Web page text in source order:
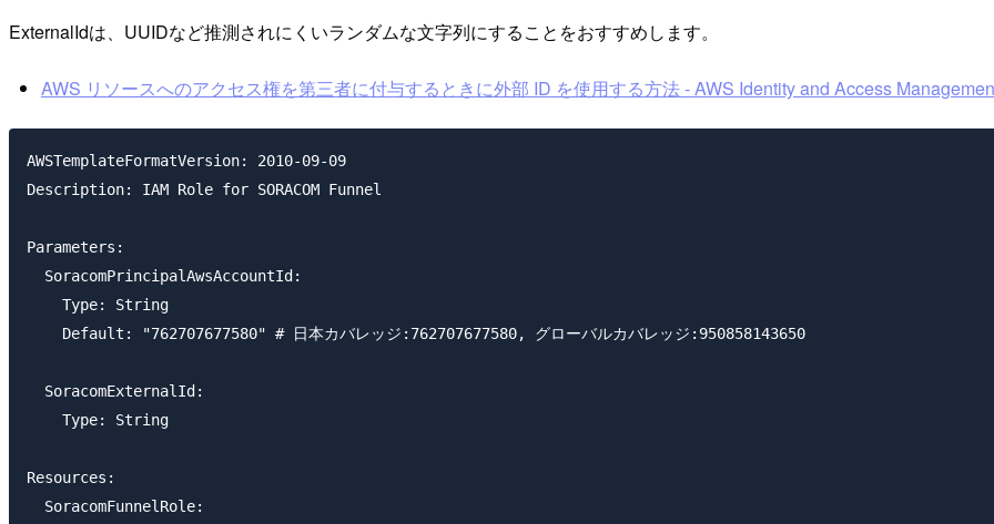
ExternalIdは、UUIDなど推測されにくいランダムな文字列にすることをおすすめします。
AWS リソースへのアクセス権を第三者に付与するときに外部 ID を使用する方法 - AWS Identity and Access
AWSTemplateFormatVersion: 2010-09-09
Description: IAM Role for SORACOM Funnel
Parameters:
  SoracomPrincipalAwsAccountId:
    Type: String
    Default: "762707677580" # 日本カバレッジ:762707677580, グローバルカバレッジ:950858143650
  SoracomExternalId:
    Type: String
Resources:
  SoracomFunnelRole: